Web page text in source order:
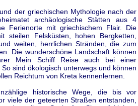
der griechischen Mythologie nach der
archäologische Stätten aus 4
Ferienorte mit griechischem Flair. Die
steilen Felsküsten, hohen Bergketten,
weiten, herrlichen Stränden, die zum
Die wunderschöne Landschaft können
Mein Schiff Reise auch bei einer
sind ökologisch unterwegs und können
Reichtum von Kreta kennenlernen.
historische Wege, die bis vor
viele der geteerten Straßen entstanden,